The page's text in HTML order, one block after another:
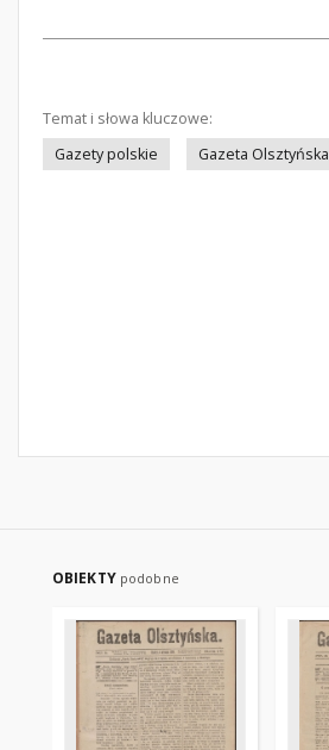
Temat i słowa kluczowe:
Gazety polskie
Gazeta Olsztyńska
OBIEKTY podobne